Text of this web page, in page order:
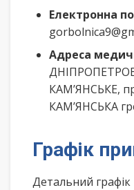
Електронна
Адреса
КАМ’ЯНСЬКЕ,
КАМ’ЯНСЬКА
Графік
Детальний